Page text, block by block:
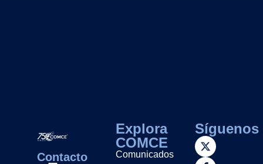
Contacto
Explora
COMCE
Comunicados
Síguenos